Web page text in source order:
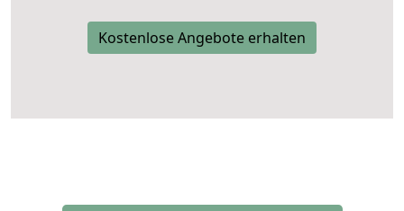
Kostenlose Angebote erhalten